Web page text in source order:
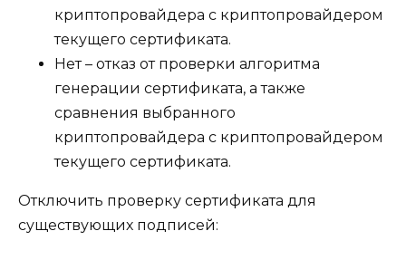
криптопровайдера с криптопровайдером
текущего сертификата.
Нет– отказ от проверки алгоритма
генерации сертификата, а также
сравнения выбранного
криптопровайдера с криптопровайдером
текущего сертификата.
Отключить проверку сертификата для
существующих подписей: